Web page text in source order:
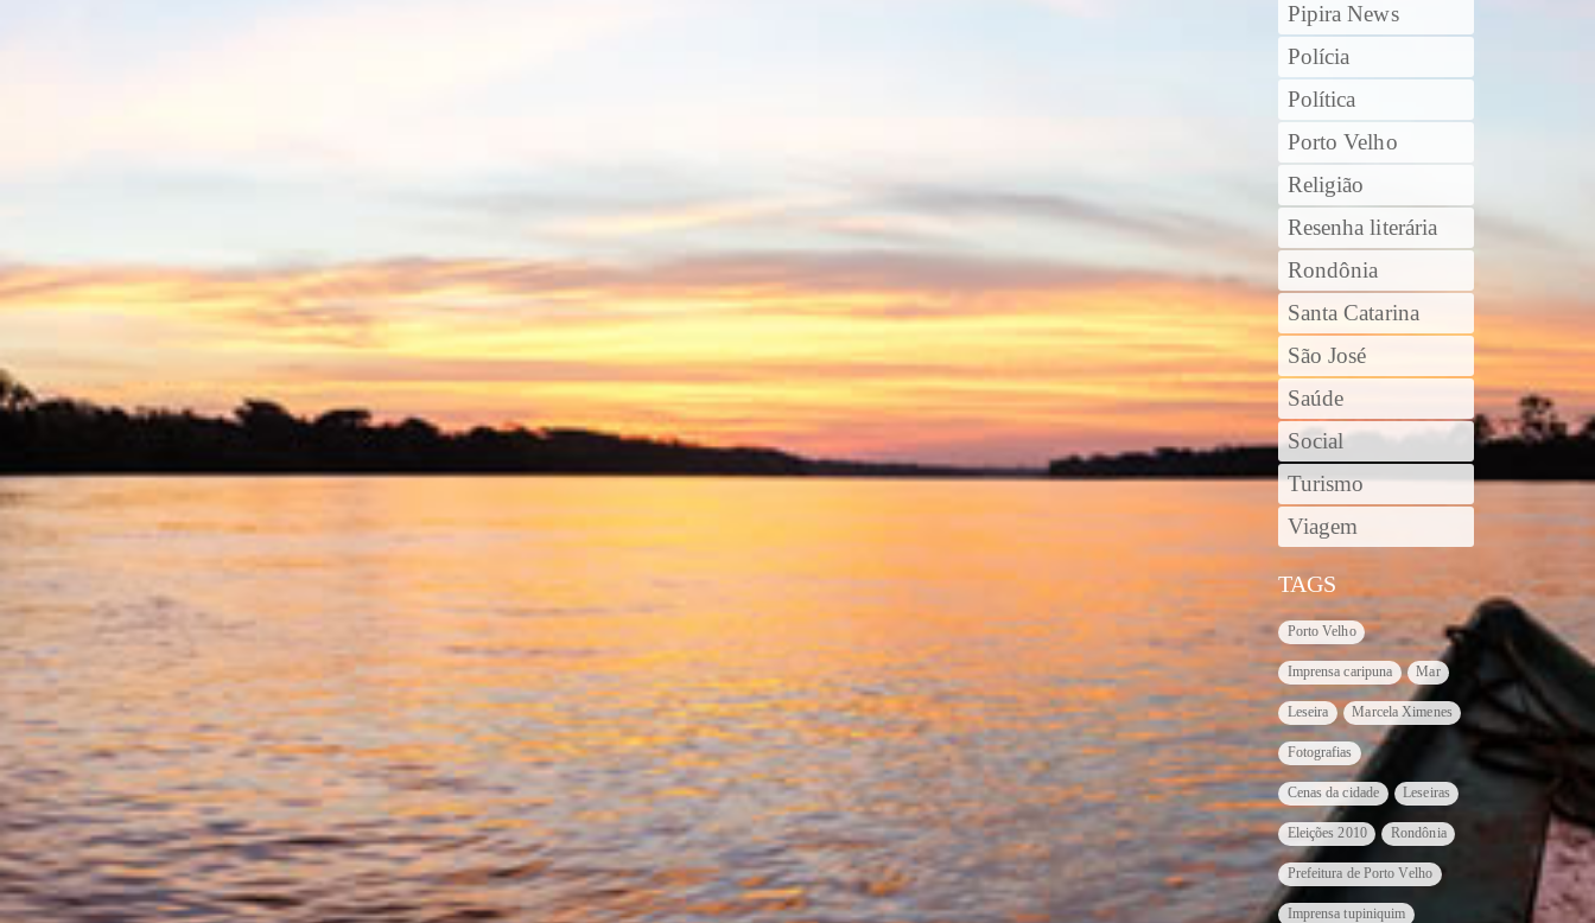
Pipira News
Polícia
Política
Porto Velho
Religião
Resenha literária
Rondônia
Santa Catarina
São José
Saúde
Social
Turismo
Viagem
TAGS
Porto Velho
Imprensa caripuna Mar
Leseira Marcela Ximenes
Fotografias
Cenas da cidade Leseiras
Eleições 2010 Rondônia
Prefeitura de Porto Velho
Imprensa tupiniquim